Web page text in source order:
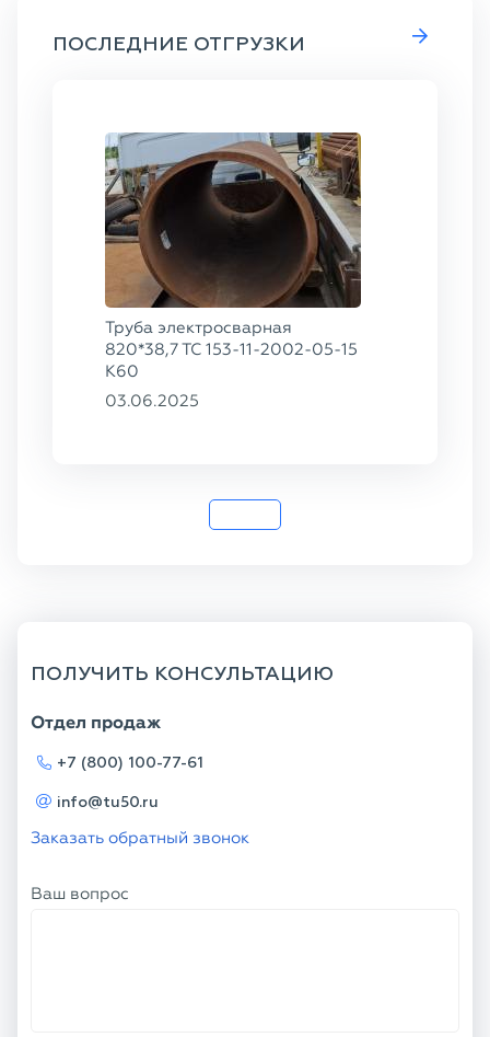
ПОСЛЕДНИЕ ОТГРУЗКИ
Труба электросварная
820*38,7 ТС 153-11-2002-05-15
К60
03.06.2025
ПОЛУЧИТЬ КОНСУЛЬТАЦИЮ
Отдел продаж
+7 (800) 100-77-61
info@tu50.ru
Заказать обратный звонок
Ваш вопрос